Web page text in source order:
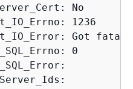
No
1236
Got
0